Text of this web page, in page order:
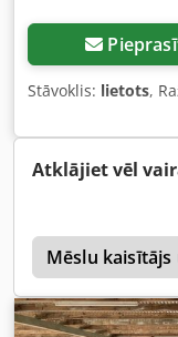
Stāvoklis: lietots,
Atklājiet vēl
Mēslu